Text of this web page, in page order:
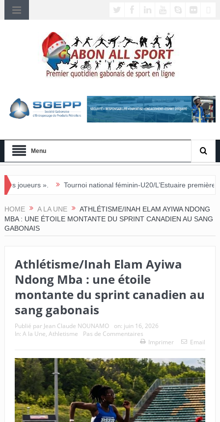
Menu
Tournoi national féminin-U20/L’Estuaire première équipe qualifiée
HOME A LA UNE
ATHLÉTISME/INAH ELAM AYIWA NDONG
MBA : UNE ÉTOILE MONTANTE DU SPRINT CANADIEN AU SANG
GABONAIS
Athlétisme/Inah Elam Ayiwa
Ndong Mba : une étoile
montante du sprint canadien au
sang gabonais
Publié par Jean Claude NOUNAMO on: juin 16, 2026
In: A la Une, Athletisme
Pas de Commentaires
Imprimer
Email